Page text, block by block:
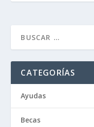
CATEGORÍAS
Ayudas
Becas